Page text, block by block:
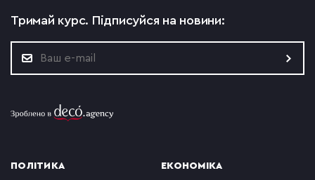
Тримай курс. Підписуйся на новини:
ПОЛІТИКА ЕКОНОМІКА